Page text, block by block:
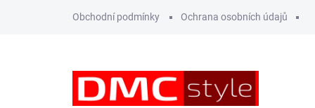
Obchodní podmínky Ochrana osobních údajů